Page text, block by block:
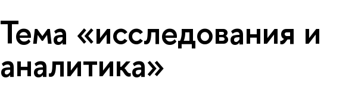
Тема «исследования и
аналитика»